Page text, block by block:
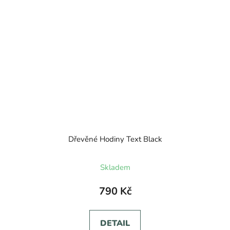
Dřevěné Hodiny Text Black
Skladem
790 Kč
DETAIL